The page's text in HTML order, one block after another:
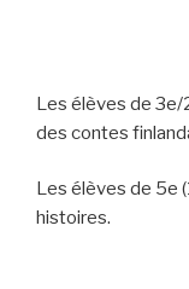
Les élèves de 3e/
des contes
Les élèves de 5e
histoires.